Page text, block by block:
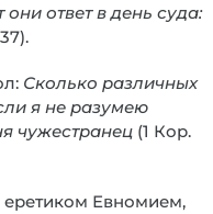
ответ в день суда:
Сколько различных
я не разумею
чужестранец (1 Кор.
еретиком Евномием,